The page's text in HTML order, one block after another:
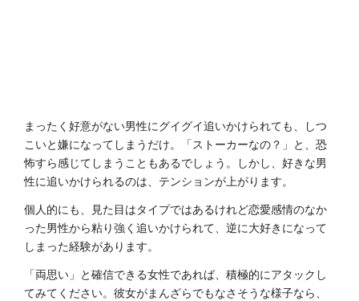
まったく好意がない男性にグイグイ追いかけられても、しつ
こいと嫌になってしまうだけ。「ストーカーなの？」と、恐
怖すら感じてしまうこともあるでしょう。しかし、好きな男
性に追いかけられるのは、テンションが上がります。
個人的にも、見た目はタイプではあるけれど恋愛感情のなか
った男性から粘り強く追いかけられて、逆に大好きになって
しまった経験があります。
「両思い」と確信できる女性であれば、積極的にアタックし
てみてください。彼女がまんざらでもなさそうな様子なら、